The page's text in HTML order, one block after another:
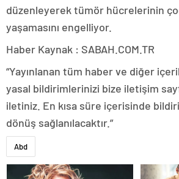
düzenleyerek tümör hücrelerinin
yaşamasını engelliyor.
Haber Kaynak : SABAH.COM.TR
“Yayınlanan tüm haber ve diğer
yasal bildirimlerinizi bize iletişim
iletiniz. En kısa süre içerisinde
dönüş sağlanılacaktır.”
Abd